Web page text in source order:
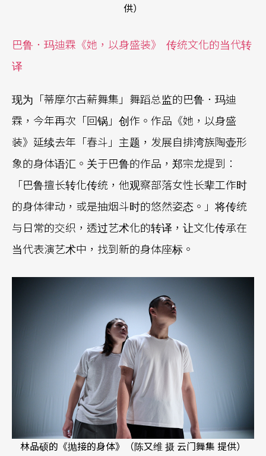
供）
巴鲁．玛迪霖《她，以身盛装》 传统文化的当代转
译
现为「蒂摩尔古薪舞集」舞蹈总监的巴鲁．玛迪
霖，今年再次「回锅」创作。作品《她，以身盛
装》延续去年「春斗」主题，发展自排湾族陶壶形
象的身体语汇。关于巴鲁的作品，郑宗龙提到：
「巴鲁擅长转化传统，他观察部落女性长辈工作时
的身体律动，或是抽烟斗时的悠然姿态。」将传统
与日常的交织，透过艺术化的转译，让文化传承在
当代表演艺术中，找到新的身体座标。
林品硕的《抛接的身体》（陈又维 摄 云门舞集 提供）